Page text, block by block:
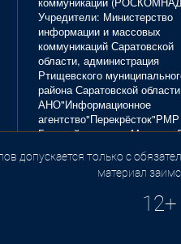
Учредители: Министерство
информации и массовых
коммуникаций Саратовской
области, администрация
Ртищевского
района Саратовской
АНО"Информационное
Главный редактор Маркова
Тел. 8(84540)4-20-72; отдел
рекламы - 4-29-10.
допускается только с
материал
12+